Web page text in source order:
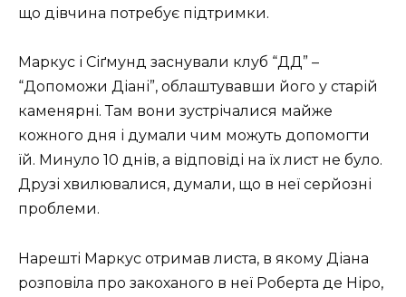
що дівчина потребує підтримки.
Маркус і Сіґмунд заснували клуб “ДД” –
“Допоможи Діані”, облаштувавши його у старій
каменярні. Там вони зустрічалися майже
кожного дня і думали чим можуть допомогти
їй. Минуло 10 днів, а відповіді на їх лист не було.
Друзі хвилювалися, думали, що в неї серйозні
проблеми.
Нарешті Маркус отримав листа, в якому Діана
розповіла про закоханого в неї Роберта де Ніро,